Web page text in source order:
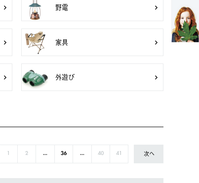
野電
家具
外遊び
1 2 ... 36 ... 40 41 次へ